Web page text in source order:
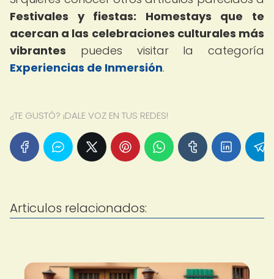
Festivales y fiestas: Homestays que te
acercan a las celebraciones culturales más
vibrantes puedes visitar la categoría
Experiencias de Inmersión.
¿TE GUSTÓ? ¡DALE VOZ EN TUS REDES!
Articulos relacionados: